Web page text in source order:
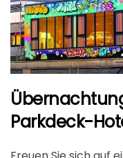
Parkdeck-